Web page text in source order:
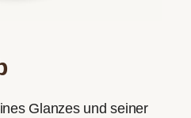
Glanzes und seiner